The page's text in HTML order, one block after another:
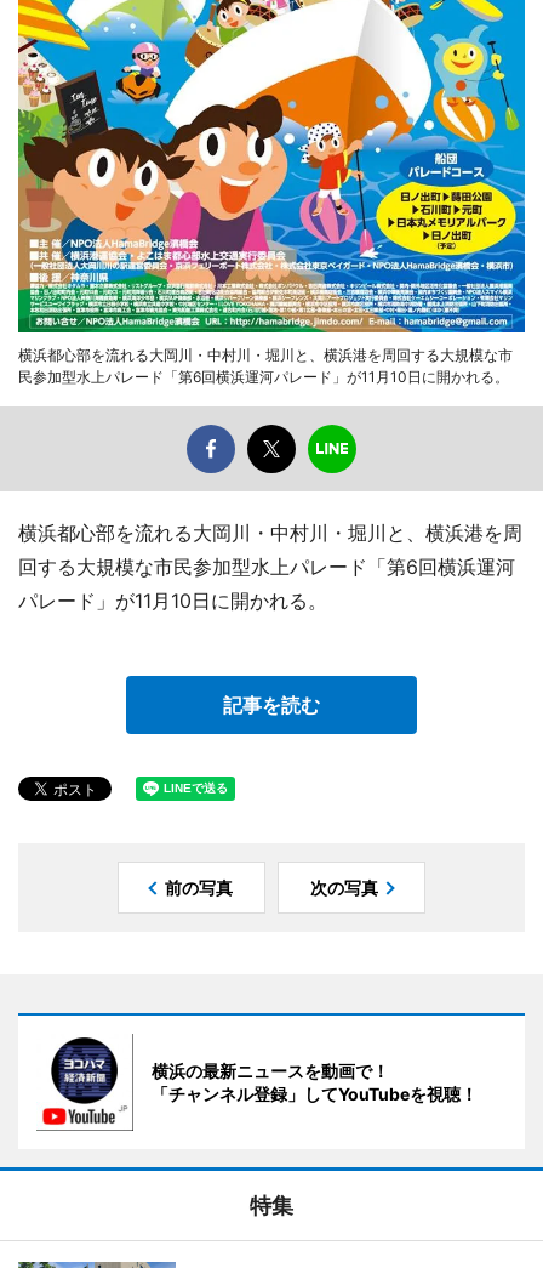
横浜都心部を流れる大岡川・中村川・堀川と、横浜港を周回する大規模な市
民参加型水上パレード「第6回横浜運河パレード」が11月10日に開かれる。
横浜都心部を流れる大岡川・中村川・堀川と、横浜港を周
回する大規模な市民参加型水上パレード「第6回横浜運河
パレード」が11月10日に開かれる。
記事を読む
前の写真 次の写真
横浜の最新ニュースを動画で！
「チャンネル登録」してYouTubeを視聴！
特集